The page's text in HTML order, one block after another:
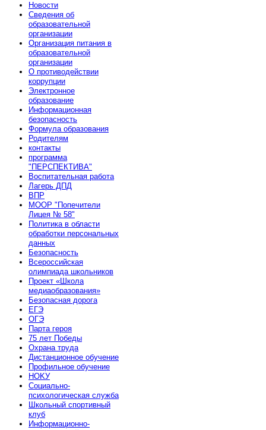
Новости
Сведения об
образовательной
организации
Организация питания в
образовательной
организации
О противодействии
коррупции
Электронное
образование
Информационная
безопасность
Формула образования
Родителям
контакты
программа
"ПЕРСПЕКТИВА"
Воспитательная работа
Лагерь ДПД
ВПР
МООР "Попечители
Лицея № 58"
Политика в области
обработки персональных
данных
Безопасность
Всероссийская
олимпиада школьников
Проект «Школа
медиаобразования»
Безопасная дорога
ЕГЭ
ОГЭ
Парта героя
75 лет Победы
Охрана труда
Дистанционное обучение
Профильное обучение
HOKУ
Социально-
психологическая служба
Школьный спортивный
клуб
Информационно-